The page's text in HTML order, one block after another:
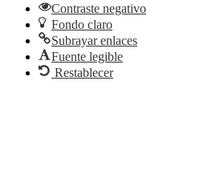
Contraste negativo
Fondo claro
Subrayar enlaces
Fuente legible
Restablecer